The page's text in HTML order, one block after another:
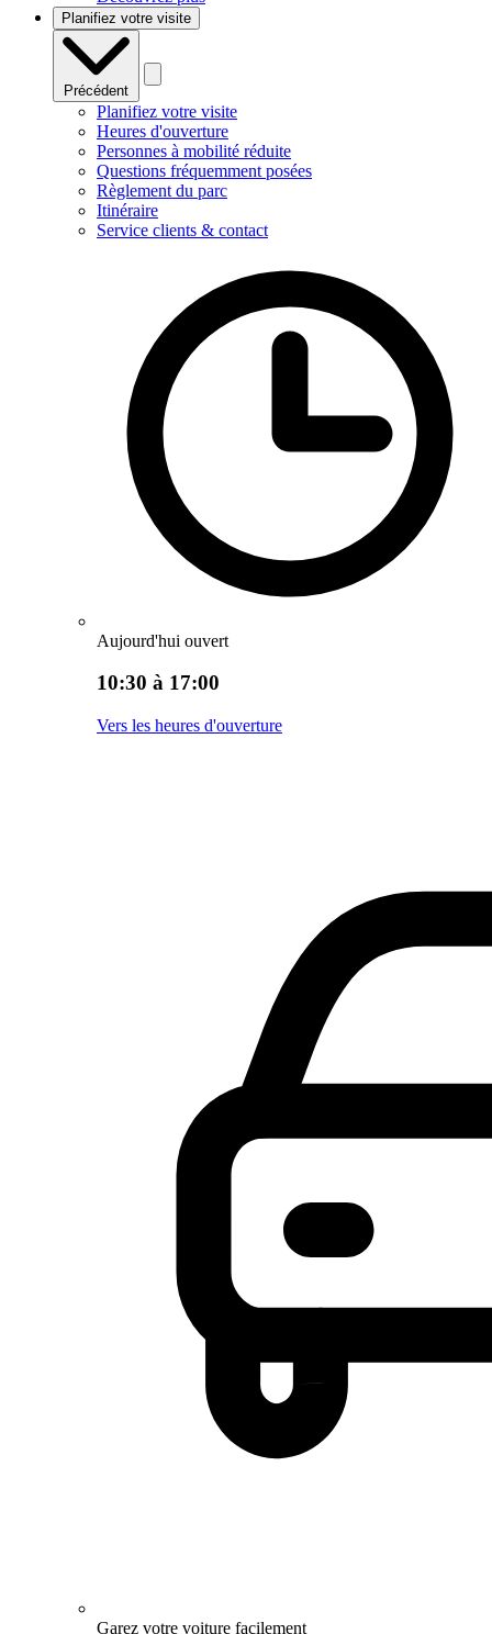
Planifiez votre visite
Précédent
Planifiez votre visite
Heures d'ouverture
Personnes à mobilité réduite
Questions fréquemment posées
Règlement du parc
Itinéraire
Service clients & contact
Aujourd'hui ouvert
10:30 à 17:00
Vers les heures d'ouverture
Garez votre voiture facilement